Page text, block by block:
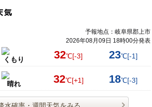
気
予報地点：岐阜県郡上市
2026年08月09日 18時00分発表
くもり 32℃[-3] 23℃[-1]
晴れ 32℃[+1] 18℃[-3]
水確率・週間天気をみる